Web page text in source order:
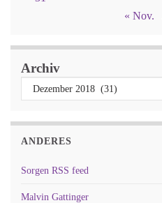
« Nov.
Archiv
ANDERES
Sorgen RSS feed
Malvin Gattinger